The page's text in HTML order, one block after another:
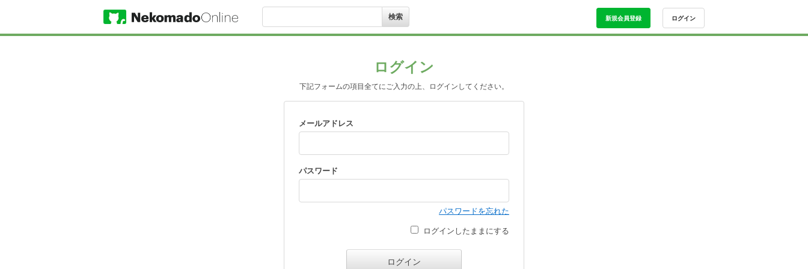
新規会員登録 ログイン
ログイン
下記フォームの項目全てにご入力の上、ログインしてください。
メールアドレス
パスワード
パスワードを忘れた
ログインしたままにする